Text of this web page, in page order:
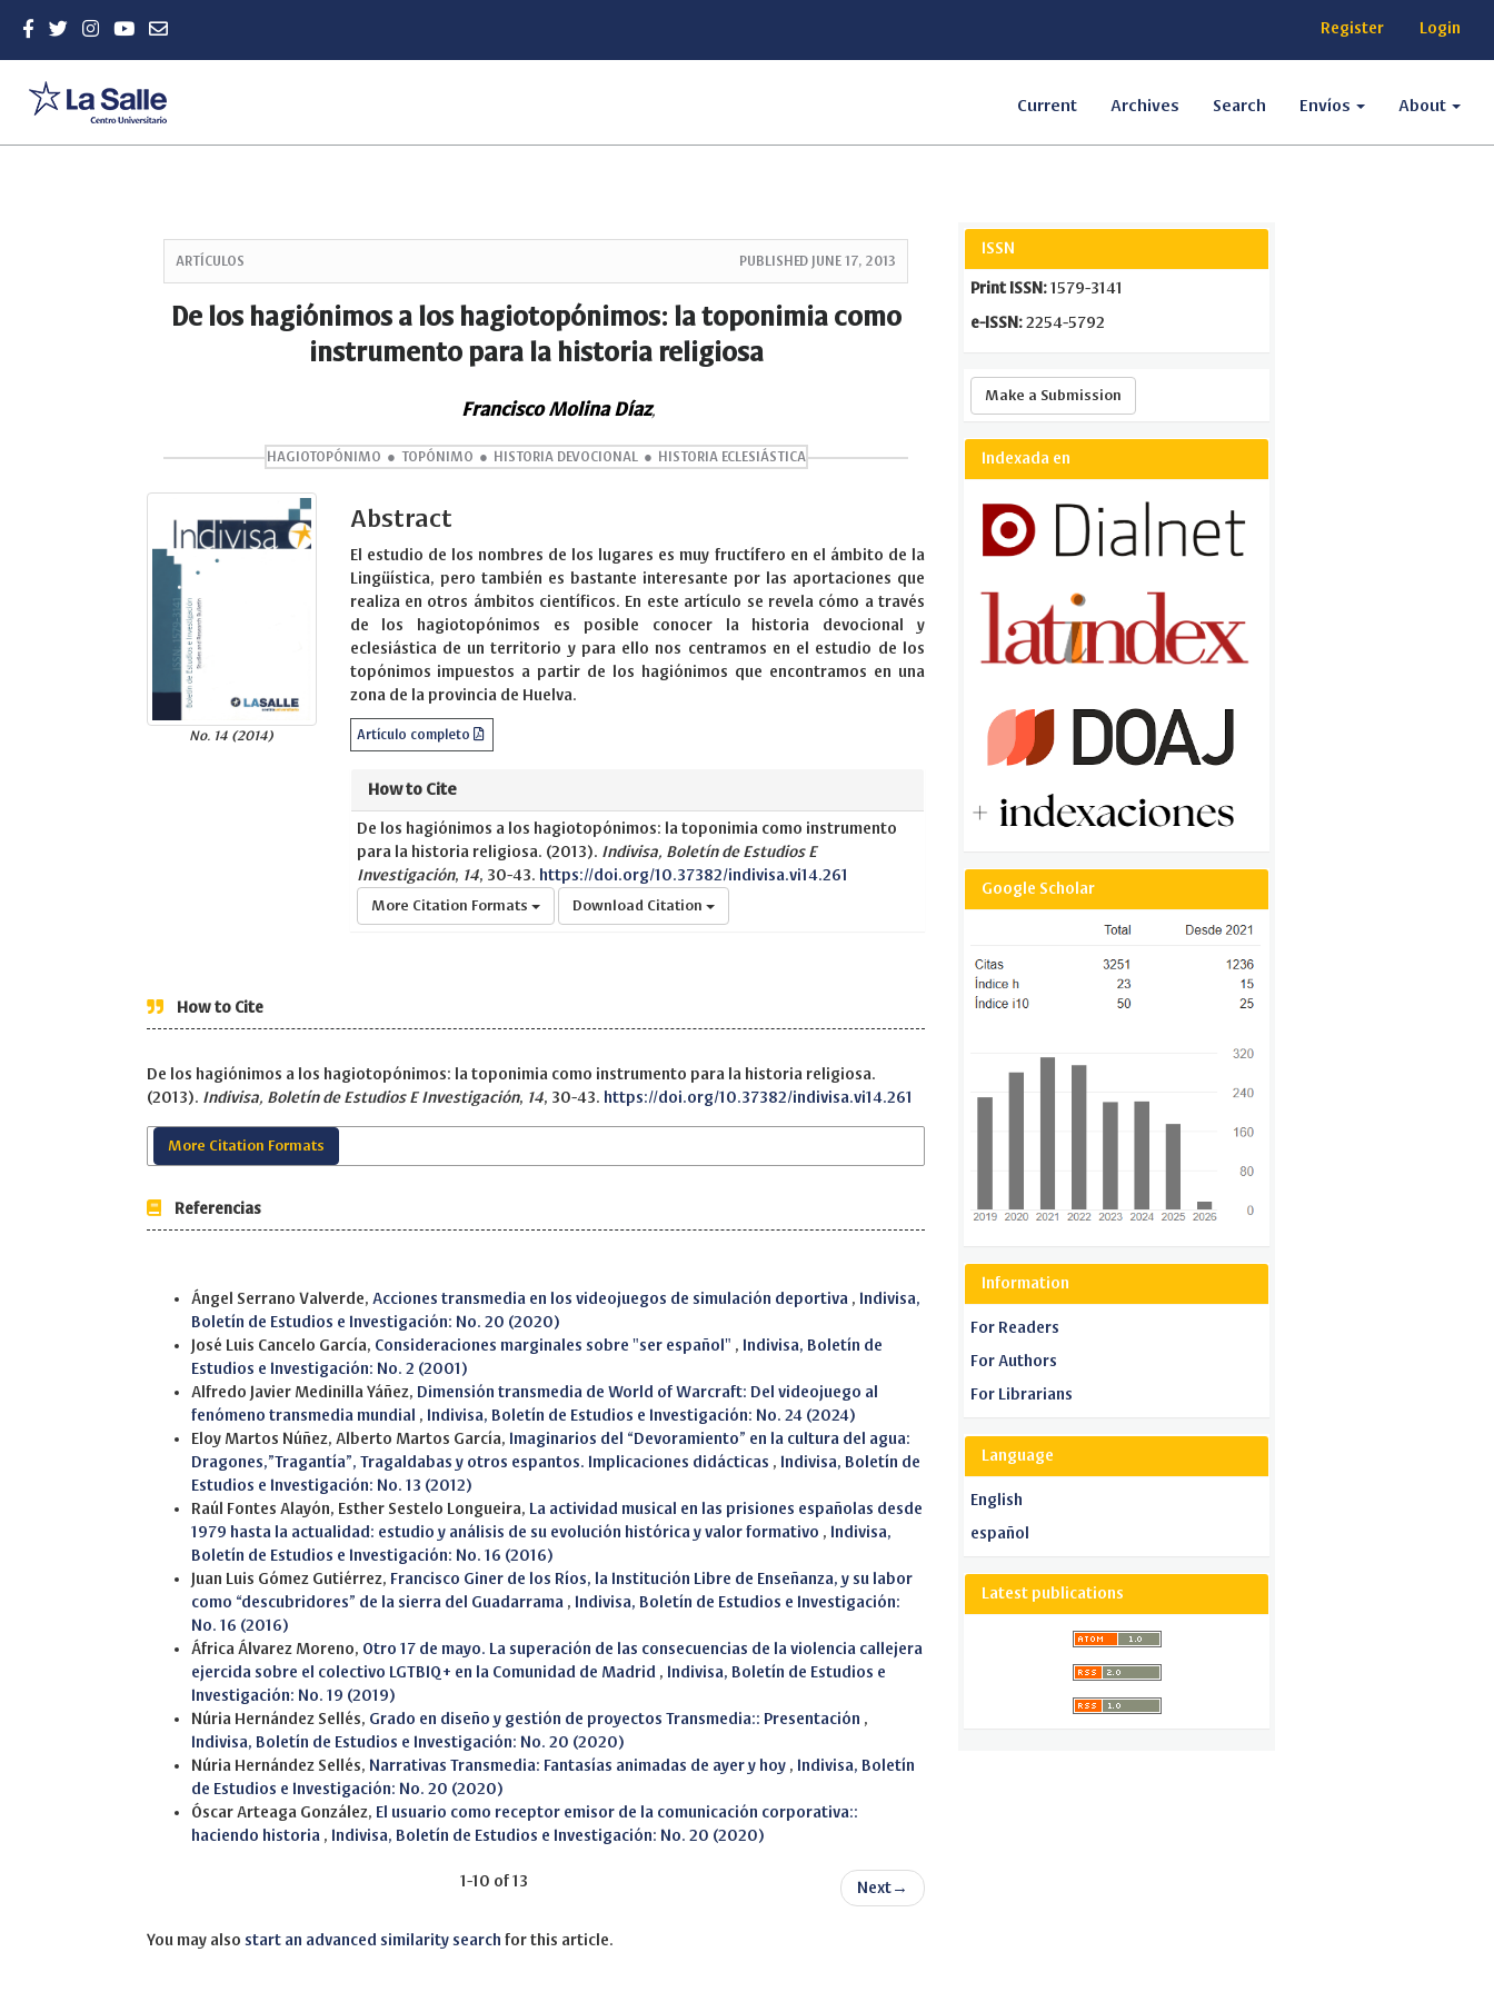
Register Login
Current Archives Search Envíos About
ARTÍCULOS PUBLISHED JUNE 17, 2013
De los hagiónimos a los hagiotopónimos: la toponimia como
instrumento para la historia religiosa
Francisco Molina Díaz,
HAGIOTOPÓNIMO TOPÓNIMO HISTORIA DEVOCIONAL HISTORIA ECLESIÁSTICA
No. 14 (2014)
Abstract
El estudio de los nombres de los lugares es muy fructífero en el ámbito de la
Lingüística, pero también es bastante interesante por las aportaciones que
realiza en otros ámbitos científicos. En este artículo se revela cómo a través
de los hagiotopónimos es posible conocer la historia devocional y
eclesiástica de un territorio y para ello nos centramos en el estudio de los
topónimos impuestos a partir de los hagiónimos que encontramos en una
zona de la provincia de Huelva.
Artículo completo
How to Cite
De los hagiónimos a los hagiotopónimos: la toponimia como instrumento
para la historia religiosa. (2013). Indivisa, Boletín de Estudios E
Investigación, 14, 30-43. https://doi.org/10.37382/indivisa.vi14.261
More Citation Formats Download Citation
How to Cite
De los hagiónimos a los hagiotopónimos: la toponimia como instrumento para la historia religiosa.
(2013). Indivisa, Boletín de Estudios E Investigación, 14, 30-43. https://doi.org/10.37382/indivisa.vi14.261
More Citation Formats
Referencias
Ángel Serrano Valverde, Acciones transmedia en los videojuegos de simulación deportiva , Indivisa,
Boletín de Estudios e Investigación: No. 20 (2020)
José Luis Cancelo García, Consideraciones marginales sobre "ser español" , Indivisa, Boletín de
Estudios e Investigación: No. 2 (2001)
Alfredo Javier Medinilla Yáñez, Dimensión transmedia de World of Warcraft: Del videojuego al
fenómeno transmedia mundial , Indivisa, Boletín de Estudios e Investigación: No. 24 (2024)
Eloy Martos Núñez, Alberto Martos García, Imaginarios del “Devoramiento” en la cultura del agua:
Dragones,”Tragantía”, Tragaldabas y otros espantos. Implicaciones didácticas , Indivisa, Boletín de
Estudios e Investigación: No. 13 (2012)
Raúl Fontes Alayón, Esther Sestelo Longueira, La actividad musical en las prisiones españolas desde
1979 hasta la actualidad: estudio y análisis de su evolución histórica y valor formativo , Indivisa,
Boletín de Estudios e Investigación: No. 16 (2016)
Juan Luis Gómez Gutiérrez, Francisco Giner de los Ríos, la Institución Libre de Enseñanza, y su labor
como “descubridores” de la sierra del Guadarrama , Indivisa, Boletín de Estudios e Investigación:
No. 16 (2016)
África Álvarez Moreno, Otro 17 de mayo. La superación de las consecuencias de la violencia callejera
ejercida sobre el colectivo LGTBIQ+ en la Comunidad de Madrid , Indivisa, Boletín de Estudios e
Investigación: No. 19 (2019)
Núria Hernández Sellés, Grado en diseño y gestión de proyectos Transmedia:: Presentación ,
Indivisa, Boletín de Estudios e Investigación: No. 20 (2020)
Núria Hernández Sellés, Narrativas Transmedia: Fantasías animadas de ayer y hoy , Indivisa, Boletín
de Estudios e Investigación: No. 20 (2020)
Óscar Arteaga González, El usuario como receptor emisor de la comunicación corporativa::
haciendo historia , Indivisa, Boletín de Estudios e Investigación: No. 20 (2020)
1-10 of 13 Next →
You may also start an advanced similarity search for this article.
ISSN
Print ISSN: 1579-3141
e-ISSN: 2254-5792
Make
a
Make a Submission
Indexada en
Google Scholar
Information
For Readers
For Authors
For Librarians
Language
English
español
Latest publications